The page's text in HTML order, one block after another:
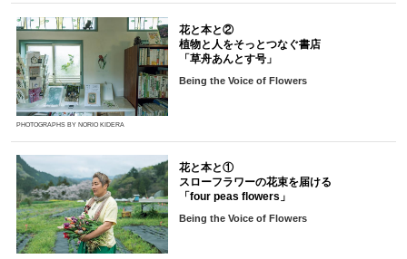
PHOTOGRAPHS BY NORIO KIDERA
花と本と②
植物と人をそっとつなぐ書店
「草舟あんとす号」
Being the Voice of Flowers
花と本と①
スローフラワーの花束を届ける
「four peas flowers」
Being the Voice of Flowers